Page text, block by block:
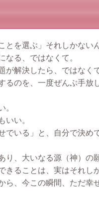
を選ぶ」それしかない
なる、ではなくて。
が解決したら、ではなくて
のを、一度ぜんぶ手放
。
いい。
でいる」と、自分で決め
り、大いなる源（神）の
きることは、実はそれし
ら、今この瞬間、ただ幸